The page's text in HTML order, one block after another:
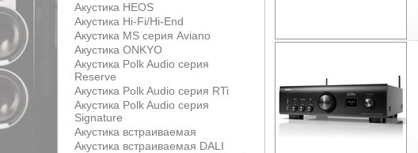
Акустика HEOS
Акустика Hi-Fi/Hi-End
Акустика MS серия Aviano
Акустика ONKYO
Акустика Polk Audio серия
Reserve
Акустика Polk Audio серия RTi
Акустика Polk Audio серия
Signature
Акустика встраиваемая
Акустика встраиваемая DALI